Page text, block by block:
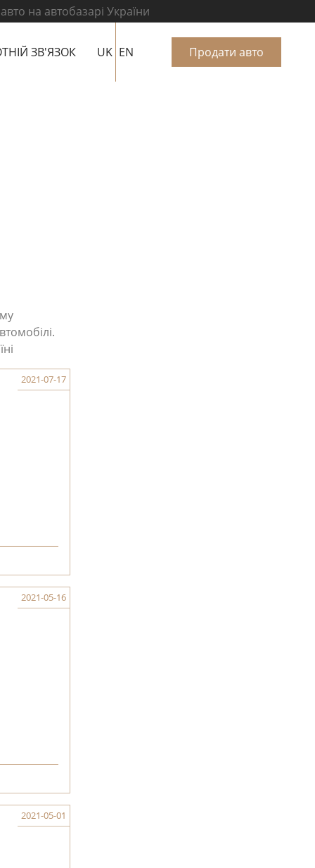
на автобазарі України
ЗВ'ЯЗОК UK EN Продати авто
2021-07-17
2021-05-16
2021-05-01